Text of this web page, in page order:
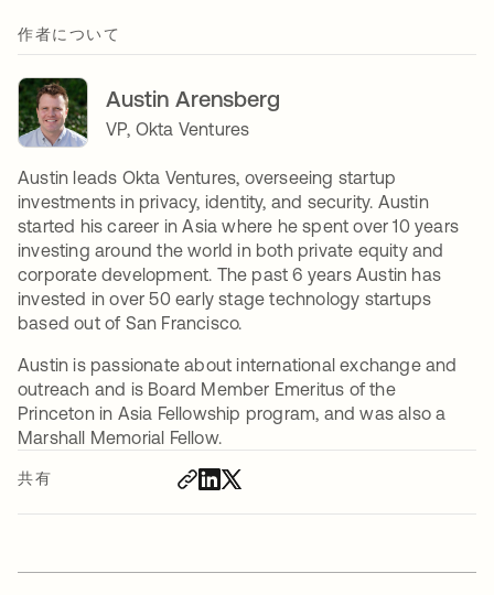
共有
作者について
Austin Arensberg
VP, Okta Ventures
Austin leads Okta Ventures, overseeing startup
investments in privacy, identity, and security. Austin
started his career in Asia where he spent over 10 years
investing around the world in both private equity and
corporate development. The past 6 years Austin has
invested in over 50 early stage technology startups
based out of San Francisco.
Austin is passionate about international exchange and
outreach and is Board Member Emeritus of the
Princeton in Asia Fellowship program, and was also a
Marshall Memorial Fellow.